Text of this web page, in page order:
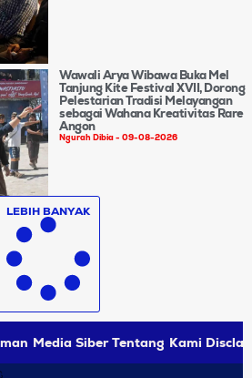
Wawali Arya Wibawa Buka Mel
Tanjung Kite Festival XVII, Dorong
Pelestarian Tradisi Melayangan
sebagai Wahana Kreativitas Rare
Angon
Ngurah Dibia 09-08-2026
LEBIH BANYAK
Media Siber Tentang Kami